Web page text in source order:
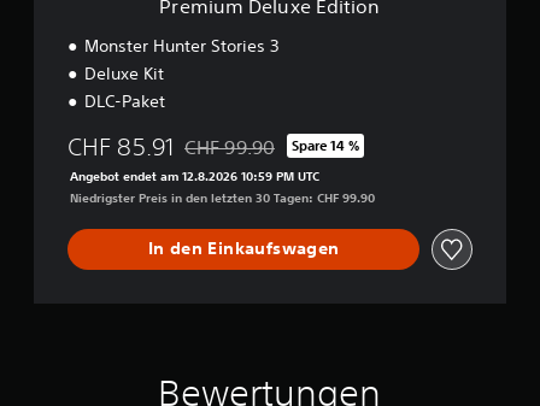
Premium Deluxe Edition
Monster Hunter Stories 3
Deluxe Kit
DLC-Paket
CHF 85.91 Preisnachlass gegenüber dem Originalpreis
CHF 99.90 Spare 14 %
Angebot endet am 12.8.2026 10:59 PM UTC
Niedrigster Preis in den letzten 30 Tagen: CHF 99.90
In den Einkaufswagen
Bewertungen